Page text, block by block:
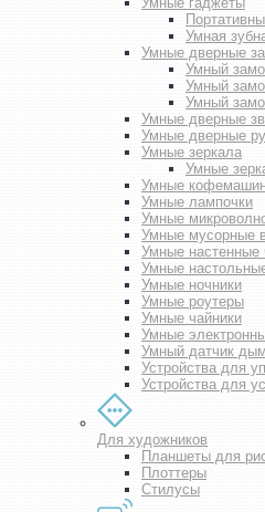
Умная
Умные дверные
Умный
Умный
Умный
Умные дверные
Умные дверные
Умные зеркала
Умные
Умные
Умные лампочки
Умные
Умные мусорные
Умные настенные
Умные
Умные ночники
Умные роутеры
Умные чайники
Умные
Умный датчик
Устройства для
Устройства для
Для художников
Планшеты для
Плоттеры
Стилусы